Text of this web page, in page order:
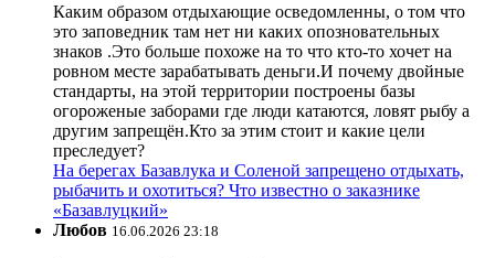
Каким образом отдыхающие осведомленны, о том что
это заповедник там нет ни каких опозновательных
знаков .Это больше похоже на то что кто-то хочет на
ровном месте зарабатывать деньги.И почему двойные
стандарты, на этой территории построены базы
огороженые заборами где люди катаются, ловят рыбу а
другим запрещён.Кто за этим стоит и какие цели
преследует?
На берегах Базавлука и Соленой запрещено отдыхать,
рыбачить и охотиться? Что известно о заказнике
«Базавлуцкий»
Любов 16.06.2026 23:18